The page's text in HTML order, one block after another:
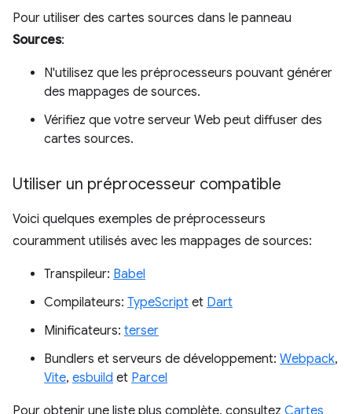
Pour utiliser des cartes sources dans le panneau
Sources:
N'utilisez que les préprocesseurs pouvant générer
des mappages de sources.
Vérifiez que votre serveur Web peut diffuser des
cartes sources.
Utiliser un préprocesseur compatible
Voici quelques exemples de préprocesseurs
couramment utilisés avec les mappages de sources:
Transpileur: Babel
Compilateurs: TypeScript et Dart
Minificateurs: terser
Bundlers et serveurs de développement: Webpack,
Vite, esbuild et Parcel
Pour obtenir une liste plus complète, consultez Cartes